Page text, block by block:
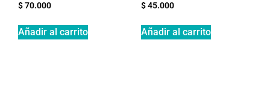
$70.000
Añadir al carrito
$45.000
Añadir al carrito